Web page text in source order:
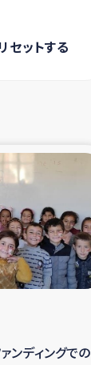
セットする
ンディングでの